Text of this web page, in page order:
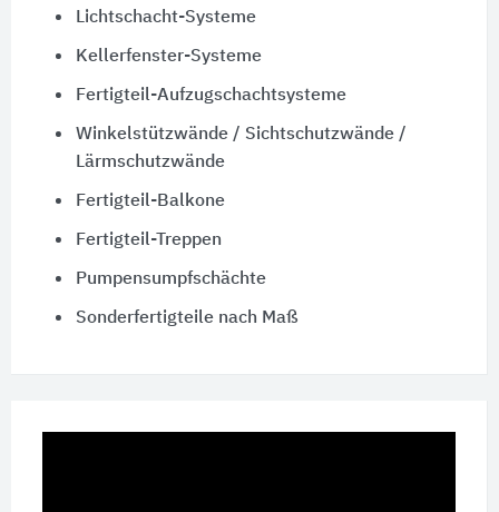
Lichtschacht-Systeme
Kellerfenster-Systeme
Fertigteil-Aufzugschachtsysteme
Winkelstützwände / Sichtschutzwände /
Lärmschutzwände
Fertigteil-Balkone
Fertigteil-Treppen
Pumpensumpfschächte
Sonderfertigteile nach Maß